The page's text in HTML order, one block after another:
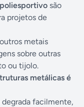
são
projetos de
metais
sobre outras
ou tijolo.
metálicas é
facilmente,